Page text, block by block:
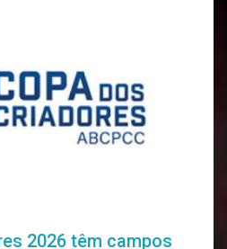
2026 têm campos